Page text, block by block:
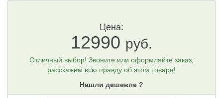
Цена:
12990 руб.
Отличный выбор! Звоните или оформляйте заказ,
расскажем всю правду об этом товаре!
Нашли дешевле ?